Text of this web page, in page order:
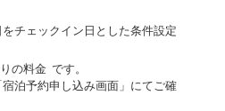
チェックイン日とした条件設定
の料金 です。
泊予約申し込み画面」にてご確